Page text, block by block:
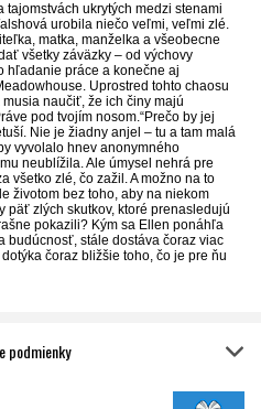
ukrytých medzi stenami
urobila niečo veľmi, veľmi zlé.
matka, manželka a všeobecne
všetky záväzky – od výchovy
hľadanie práce a konečne aj
Uprostred tohto chaosu
naučiť, že ich činy majú
pod tvojím nosom.“Prečo by jej
Nie je žiadny anjel – tu a tam malá
vyvolalo hnev anonymného
neublížila. Ale úmysel nehrá pre
všetko zlé, čo zažil. A možno na to
životom bez toho, aby na niekom
päť zlých skutkov, ktoré prenasledujú
pokazili? Kým sa Ellen ponáhľa
budúcnosť, stále dostáva čoraz viac
čoraz bližšie toho, čo je pre ňu
podmienky